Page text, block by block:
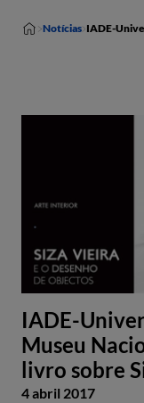
Notícias
IADE-
Museu
livro sobre
4 abril 2017